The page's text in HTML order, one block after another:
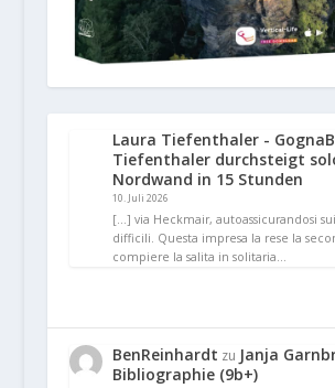
Laura Tiefenthaler -
Tiefenthaler durchsteigt
Nordwand in 15 Stunden
10. Juli 2026
[…] via Heckmair, autoassicurandosi
difficili. Questa impresa la rese la
compiere la salita in solitaria…
BenReinhardt zu Janja
Bibliographie (9b+)